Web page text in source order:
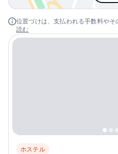
位置づけは、支払われる手数料やそ
読む
ホステル